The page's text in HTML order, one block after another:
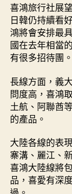
喜鴻旅行社展
日韓仍持續看
鴻將會安排最
國在去年相當
有很多招待團。
長線方面，義
問度高，喜鴻
土航、阿聯酋
的產品。
大陸各線的表
寨溝、麗江、
喜鴻大陸線將
品，喜愛有深